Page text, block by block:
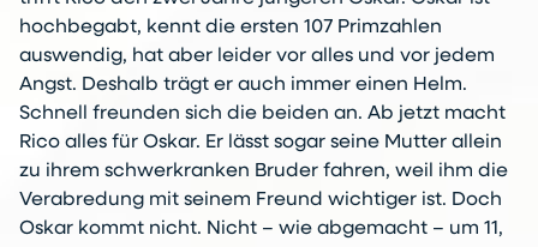
hochbegabt, kennt die ersten 107 Primzahlen
auswendig, hat aber leider vor alles und vor jedem
Angst. Deshalb trägt er auch immer einen Helm.
Schnell freunden sich die beiden an. Ab jetzt macht
Rico alles für Oskar. Er lässt sogar seine Mutter allein
zu ihrem schwerkranken Bruder fahren, weil ihm die
Verabredung mit seinem Freund wichtiger ist. Doch
Oskar kommt nicht. Nicht – wie abgemacht – um 11,